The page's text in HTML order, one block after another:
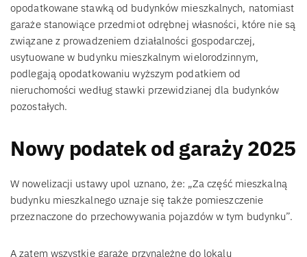
opodatkowane stawką od budynków mieszkalnych, natomiast
garaże stanowiące przedmiot odrębnej własności, które nie są
związane z prowadzeniem działalności gospodarczej,
usytuowane w budynku mieszkalnym wielorodzinnym,
podlegają opodatkowaniu wyższym podatkiem od
nieruchomości według stawki przewidzianej dla budynków
pozostałych.
Nowy podatek od garaży 2025
W nowelizacji ustawy upol uznano, że: „Za część mieszkalną
budynku mieszkalnego uznaje się także pomieszczenie
przeznaczone do przechowywania pojazdów w tym budynku”.
A zatem wszystkie garaże przynależne do lokalu